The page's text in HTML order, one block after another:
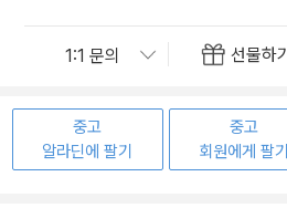
선물하기
중고
알라딘에 팔기
중고
회원에게 팔기